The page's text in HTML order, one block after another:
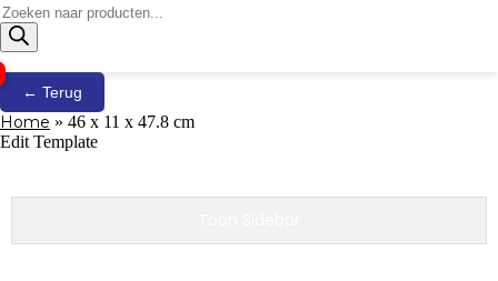
Producten
zoeken
← Terug
Home » 46 x 11 x 47.8 cm
Edit Template